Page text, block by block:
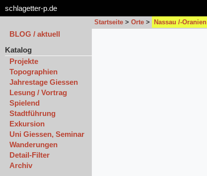
schlagetter-p.de
Startseite > Orte > Nassau /-Oranien
BLOG / aktuell
Katalog
Projekte
Topographien
Jahrestage Giessen
Lesung / Vortrag
Spielend
Stadtführung
Exkursion
Uni Giessen, Seminar
Wanderungen
Detail-Filter
Archiv